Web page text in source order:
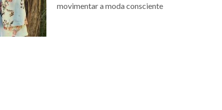
movimentar a moda consciente